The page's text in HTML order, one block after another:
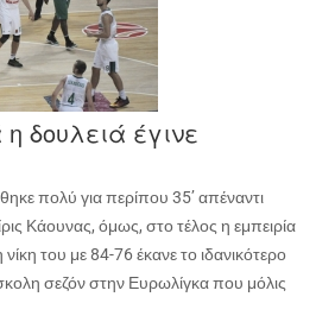
δουλειά έγινε
πολύ για περίπου 35’ απέναντι
Κάουνας, όμως, στο τέλος η εμπειρία
νίκη του με 84-76 έκανε το ιδανικότερο
σεζόν στην Ευρωλίγκα που μόλις